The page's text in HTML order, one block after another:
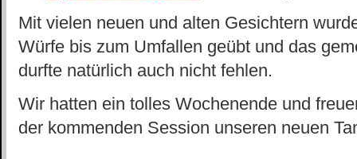
Mit vielen neuen und alten Gesichtern
Würfe bis zum Umfallen geübt und das
durfte natürlich auch nicht fehlen.
Wir hatten ein tolles Wochenende und
der kommenden Session unseren neuen